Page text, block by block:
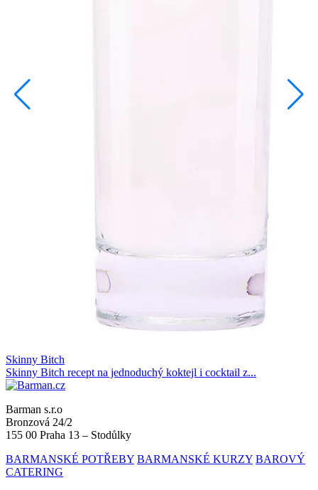
Skinny Bitch
Skinny Bitch recept na jednoduchý koktejl i cocktail z...
Barman s.r.o
Bronzová 24/2
155 00 Praha 13 – Stodůlky
BARMANSKÉ POTŘEBY BARMANSKÉ KURZY BAROVÝ
CATERING